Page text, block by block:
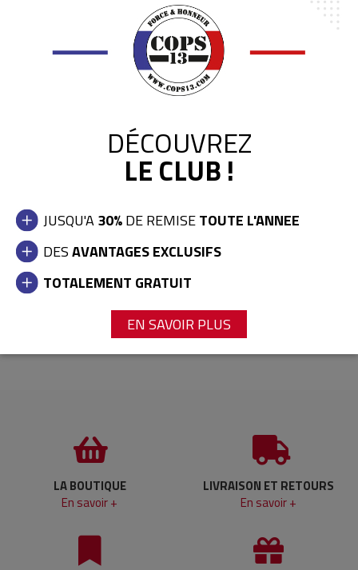
DÉCOUVREZ
LE CLUB !
JUSQU'A30%DE REMISETOUTE L'ANNEE
DESAVANTAGES EXCLUSIFS
TOTALEMENT GRATUIT
EN SAVOIR PLUS
59,00 €
LA BOUTIQUE
En savoir +
LIVRAISON ET RETOURS
En savoir +